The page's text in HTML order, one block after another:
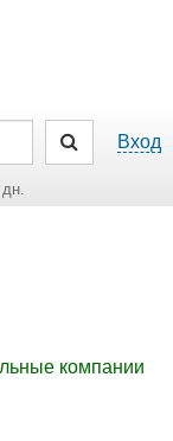
Вход
компании